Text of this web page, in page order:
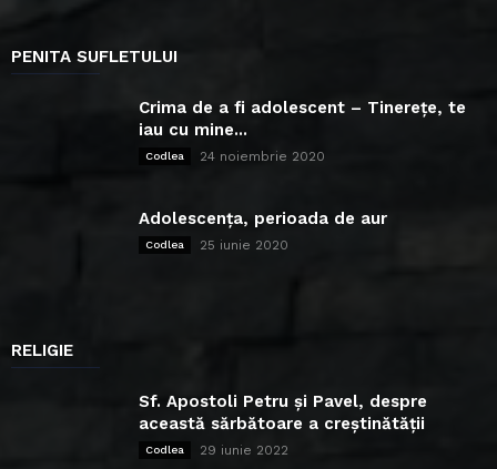
PENITA SUFLETULUI
Crima de a fi adolescent – Tinerețe, te
iau cu mine...
Codlea 24 noiembrie 2020
Adolescența, perioada de aur
Codlea 25 iunie 2020
RELIGIE
Sf. Apostoli Petru și Pavel, despre
această sărbătoare a creștinătății
Codlea 29 iunie 2022